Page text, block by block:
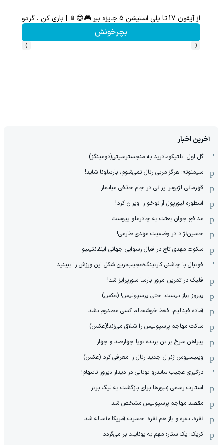
با خرید اول از گریم 200 سوت هدیه بگیر
کلیک کن!
‹
›
آخرین اخبار
گل اول اتلتیکومادرید به منچسترسیتی(دومینگز)
سیمئونه: هرگز مربی رئال نمی‌شوم، بارسلونا شاید!
قهرمانی لژیونر ایرانی در جام حذفی میانمار
اسطوره لیورپول آرائوخو را ویران کرد!
مدافع جوان بعثت به چادرملو پیوست
حسین‌نژاد در وضعیت مهدی طارمی!
سکوت مهدی تاج در قبال رسوایی جهانی اینفانتینیو
فوتبال با چاشنی کارتینگ؛عجیب‌ترین شکل این ورزش را ببینید!
فلیک در تمرین امروز بارسا سورپرایز شد!
پیروز بباز نیست، حتی پرسپولیس! (عکس)
آماده فینالیم، فقط خوشحالم کسی مصدوم نشد
ساکت مهاجم پرسپولیس را شلاق می‌زند!(عکس)
پیراهن سرخ بر تن برنده توپا چهارصد و چهار
وینیسیوس ژنرال جدید رئال را معرفی کرد (عکس)
درگیری عجیب ساندرو تونالی در دیدار دیروز تاتنهام!
استارت رسمی زنبورها برای بازگشت به لیگ برتر
مقصد مهاجم پرسپولیس مشخص شد
نقره، نقره و باز هم نقره: حسرت آمریکا ۱۰‌ساله شد
کریک: یک ستاره مهم به یونایتد بر می‌گردد